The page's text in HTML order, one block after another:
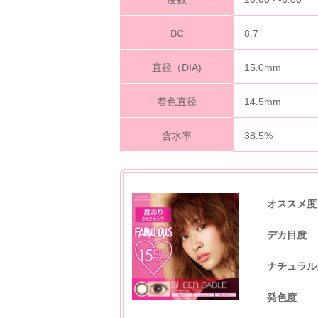
BC 8.7
直径（DIA) 15.0mm
着色直径 14.5mm
含水率 38.5%
オススメ度
デカ目度
ナチュラ
発色度